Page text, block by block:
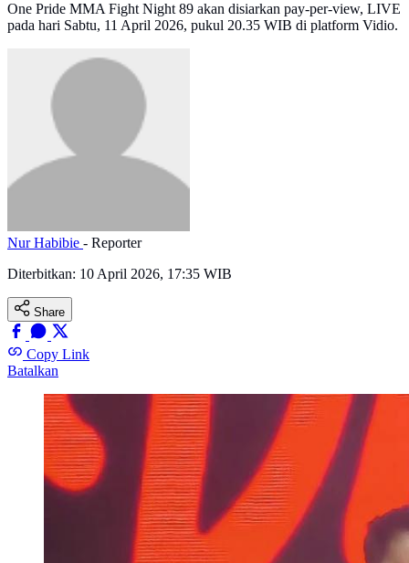
One Pride MMA Fight Night 89 akan disiarkan pay-per-view, LIVE
pada hari Sabtu, 11 April 2026, pukul 20.35 WIB di platform Vidio.
Nur Habibie - Reporter
Diterbitkan: 10 April 2026, 17:35 WIB
Share
Copy Link
Batalkan